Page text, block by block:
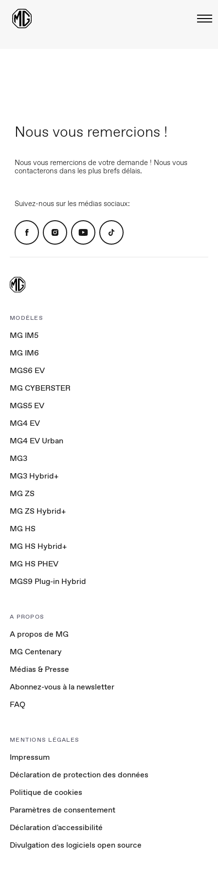
Nous vous remercions !
Nous vous remercions de votre demande ! Nous vous
contacterons dans les plus brefs délais.
Suivez-nous sur les médias sociaux:
MODÈLES
MG IM5
MG IM6
MGS6 EV
MG CYBERSTER
MGS5 EV
MG4 EV
MG4 EV Urban
MG3
MG3 Hybrid+
MG ZS
MG ZS Hybrid+
MG HS
MG HS Hybrid+
MG HS PHEV
MGS9 Plug-in Hybrid
A PROPOS
A propos de MG
MG Centenary
Médias & Presse
Abonnez-vous à la newsletter
FAQ
MENTIONS LÉGALES
Impressum
Déclaration de protection des données
Politique de cookies
Paramètres de consentement
Déclaration d'accessibilité
Divulgation des logiciels open source